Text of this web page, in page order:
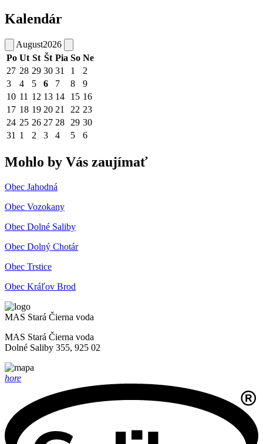
Kalendár
August2026
Po Ut St Št Pia So Ne
27 28 29 30 31 1
2
3
4 5 6 7 8
9
10 11 12 13 14 15 16
17 18 19 20 21 22 23
24 25 26 27 28 29 30
31 1 2 3 4 5 6
Mohlo by Vás zaujímať
Obec Jahodná
Obec Vozokany
Obec Dolné Saliby
Obec Dolný Chotár
Obec Trstice
Obec Kráľov Brod
MAS Stará Čierna voda
MAS Stará Čierna voda
Dolné Saliby 355, 925 02
hore